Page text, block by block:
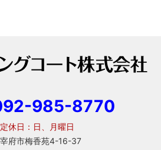
985-8770
月曜日
苑4-16-37